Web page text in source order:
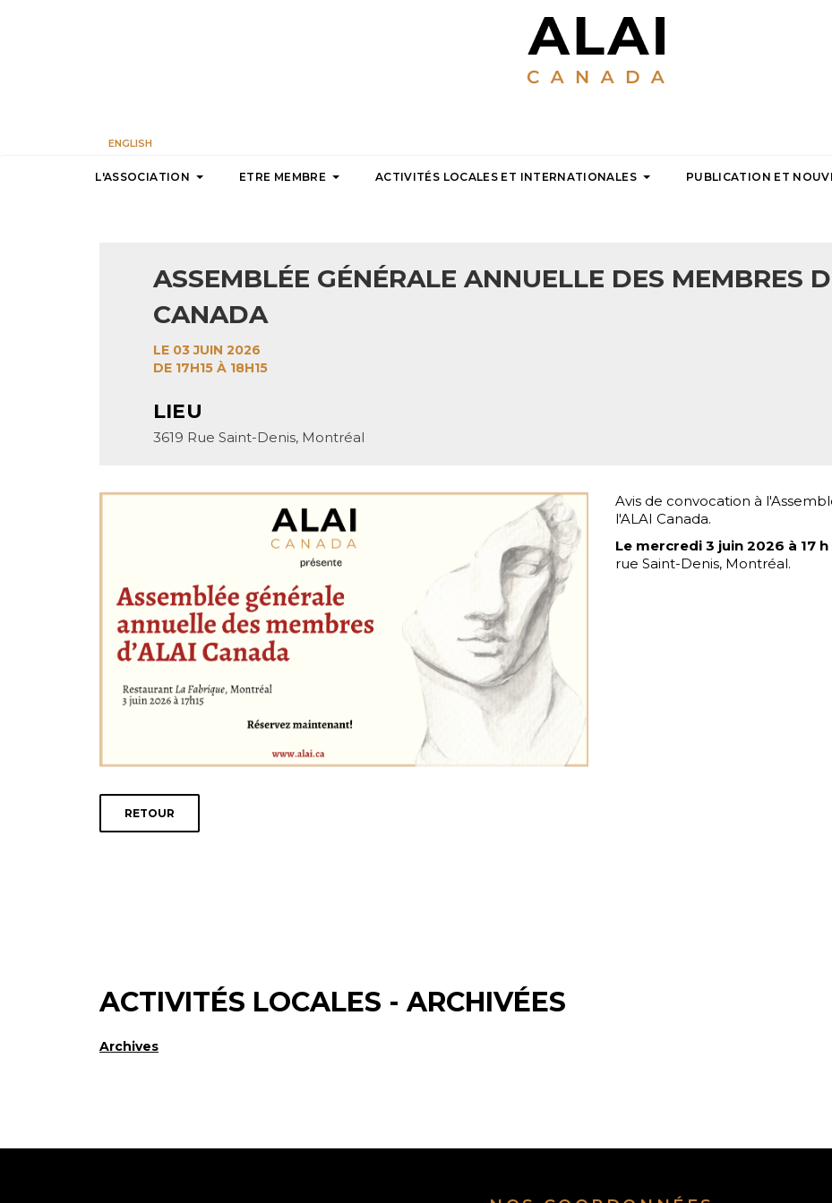
ENGLISH
L'ASSOCIATION ETRE MEMBRE ACTIVITÉS LOCALES ET INTERNATIONALES PUBLICATION ET
ASSEMBLÉE GÉNÉRALE ANNUELLE DES MEMBRES
CANADA
LE 03 JUIN 2026
DE 17H15 À 18H15
LIEU
3619 Rue Saint-Denis, Montréal
Avis de convocation à
l'ALAI Canada.
Le mercredi 3 juin 2026 à 17 h
rue Saint-Denis, Montréal.
RETOUR
ACTIVITÉS LOCALES - ARCHIVÉES
Archives